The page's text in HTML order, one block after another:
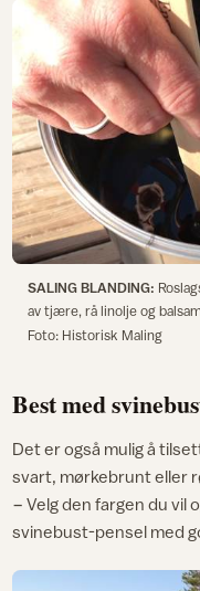
SALING BLANDING:
av tjære, rå linolje og
Foto: Historisk Maling
Best med
Det er også mulig å
svart, mørkebrunt eller
− Velg den fargen du vil
svinebust-pensel med